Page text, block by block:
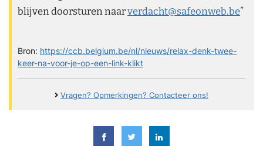
blijven doorsturen naarverdacht@safeonweb.be”
Bron: https://ccb.belgium.be/nl/nieuws/relax-denk-twee-
keer-na-voor-je-op-een-link-klikt
Vragen? Opmerkingen? Contacteer ons!